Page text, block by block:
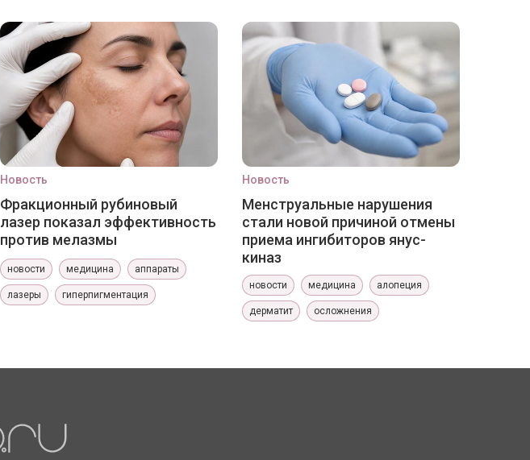
Новость
Фракционный рубиновый
лазер показал эффективность
против мелазмы
новости медицина аппараты
лазеры гиперпигментация
Новость
Менструальные нарушения
стали новой причиной отмены
приема ингибиторов янус-
киназ
новости медицина алопеция
дерматит осложнения